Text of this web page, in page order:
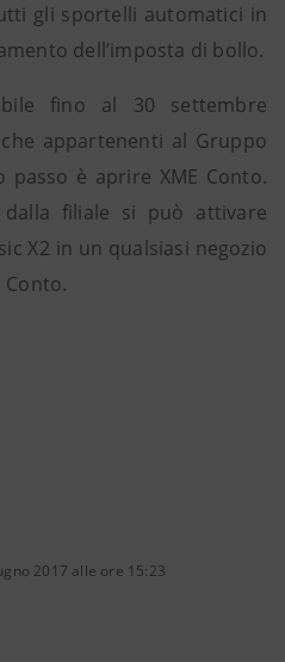
gli sportelli automatici in
dell’imposta di bollo.
fino al 30 settembre
appartenenti al Gruppo
passo è aprire XME Conto.
filiale si può attivare
X2 in un qualsiasi negozio
Conto.
2017 alle ore 15:23